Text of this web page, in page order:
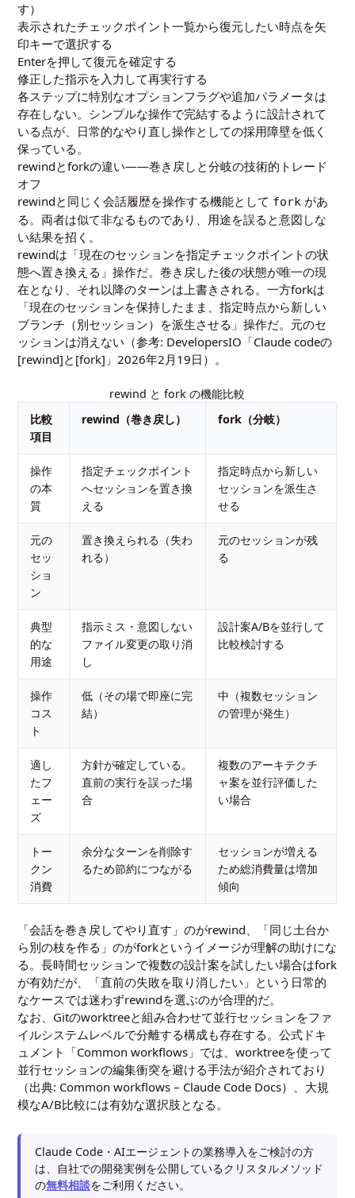
す）
表示されたチェックポイント一覧から復元したい時点を矢
印キーで選択する
Enterを押して復元を確定する
修正した指示を入力して再実行する
各ステップに特別なオプションフラグや追加パラメータは
存在しない。シンプルな操作で完結するように設計されて
いる点が、日常的なやり直し操作としての採用障壁を低く
保っている。
rewindとforkの違い――巻き戻しと分岐の技術的トレード
オフ
rewindと同じく会話履歴を操作する機能として fork があ
る。両者は似て非なるものであり、用途を誤ると意図しな
い結果を招く。
rewindは「現在のセッションを指定チェックポイントの状
態へ置き換える」操作だ。巻き戻した後の状態が唯一の現
在となり、それ以降のターンは上書きされる。一方forkは
「現在のセッションを保持したまま、指定時点から新しい
ブランチ（別セッション）を派生させる」操作だ。元のセ
ッションは消えない（参考: DevelopersIO「Claude codeの
[rewind]と[fork]」2026年2月19日 ）。
rewind と fork の機能比較
比較
項目
rewind（巻き戻し） fork（分岐）
操作
の本
質
指定チェックポイント
へセッションを置き換
える
指定時点から新しい
セッションを派生さ
せる
元の
セッ
ショ
ン
置き換えられる（失わ
れる）
元のセッションが残
る
典型
的な
用途
指示ミス・意図しない
ファイル変更の取り消
し
設計案A/Bを並行して
比較検討する
操作
コス
ト
低（その場で即座に完
結）
中（複数セッション
の管理が発生）
適し
たフ
ェー
ズ
方針が確定している。
直前の実行を誤った場
合
複数のアーキテクチ
ャ案を並行評価した
い場合
トー
クン
消費
余分なターンを削除す
るため節約につながる
セッションが増える
ため総消費量は増加
傾向
「会話を巻き戻してやり直す」のがrewind、「同じ土台か
ら別の枝を作る」のがforkというイメージが理解の助けにな
る。長時間セッションで複数の設計案を試したい場合はfork
が有効だが、「直前の失敗を取り消したい」という日常的
なケースでは迷わずrewindを選ぶのが合理的だ。
なお、Gitのworktreeと組み合わせて並行セッションをファ
イルシステムレベルで分離する構成も存在する。公式ドキ
ュメント「Common workflows」では、worktreeを使って
並行セッションの編集衝突を避ける手法が紹介されており
（出典: Common workflows – Claude Code Docs）、大規
模なA/B比較には有効な選択肢となる。
Claude Code・AIエージェントの業務導入をご検討の方
は、自社での開発実例を公開しているクリスタルメソッド
の無料相談をご利用ください。